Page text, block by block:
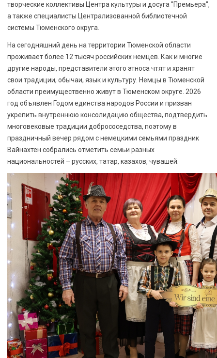
творческие коллективы Центра культуры и досуга "Премьера",
а также специалисты Централизованной библиотечной
системы Тюменского округа.
На сегодняшний день на территории Тюменской области
проживает более 12 тысяч российских немцев. Как и многие
другие народы, представители этого этноса чтят и хранят
свои традиции, обычаи, язык и культуру. Немцы в Тюменской
области преимущественно живут в Тюменском округе. 2026
год объявлен Годом единства народов России и призван
укрепить внутреннюю консолидацию общества, подтвердить
многовековые традиции добрососедства, поэтому в
праздничный вечер рядом с немецкими семьями праздник
Вайнахтен собрались отметить семьи разных
национальностей – русских, татар, казахов, чувашей.